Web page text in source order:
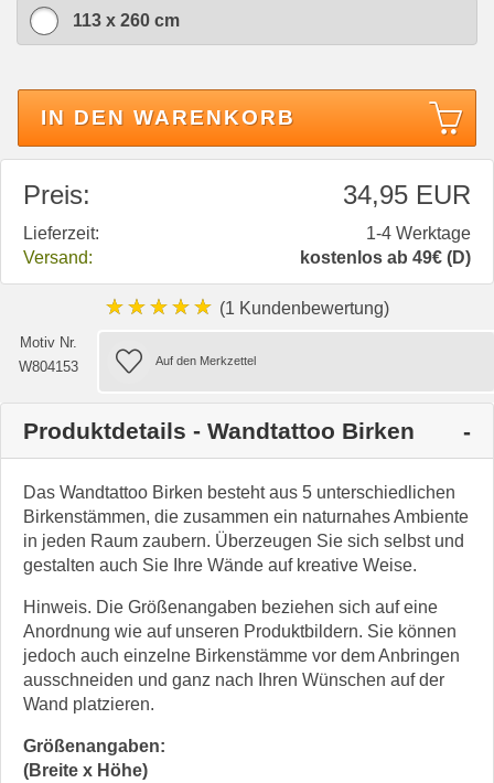
113 x 260 cm
IN DEN WARENKORB
Preis: 34,95 EUR
Lieferzeit:
1-4 Werktage
Versand:
kostenlos ab 49€ (D)
★★★★★ (1 Kundenbewertung)
Motiv Nr.
W804153
Produktdetails - Wandtattoo Birken
Das Wandtattoo Birken besteht aus 5 unterschiedlichen
Birkenstämmen, die zusammen ein naturnahes Ambiente
in jeden Raum zaubern. Überzeugen Sie sich selbst und
gestalten auch Sie Ihre Wände auf kreative Weise.
Hinweis. Die Größenangaben beziehen sich auf eine
Anordnung wie auf unseren Produktbildern. Sie können
jedoch auch einzelne Birkenstämme vor dem Anbringen
ausschneiden und ganz nach Ihren Wünschen auf der
Wand platzieren.
Größenangaben:
(Breite x Höhe)